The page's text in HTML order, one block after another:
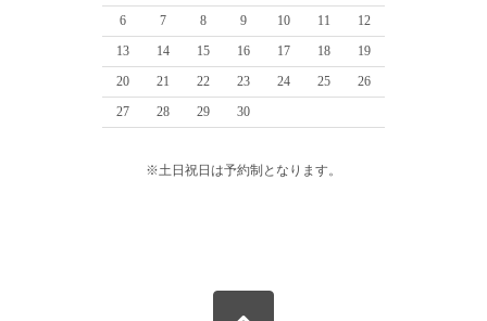
6
7 8 9 10 11
12
13
14 15 16 17 18
19
20
21 22 23 24 25
26
27
28 29 30
※土日祝日は予約制となります。